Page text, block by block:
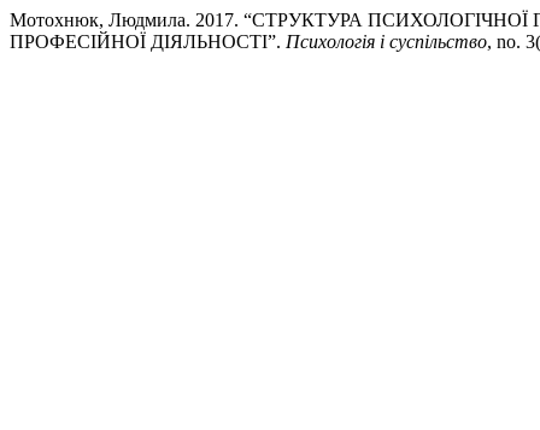
Мотохнюк, Людмила. 2017. “СТРУКТУРА
ПРОФЕСІЙНОЇ ДІЯЛЬНОСТІ”. Психологія і суспільство, no.